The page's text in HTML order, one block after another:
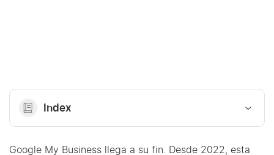
Index
Google My Business llega a su fin. Desde 2022, esta